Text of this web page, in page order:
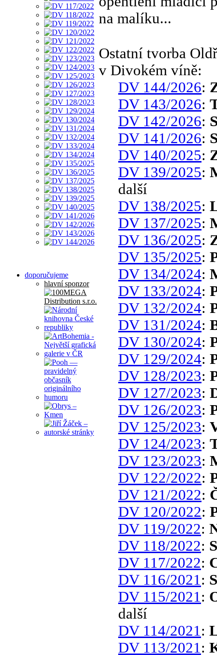
doporučujeme
hlavní sponzor
na malíku...
Ostatní tvorba
v Divokém víně:
DV 144/2026:
DV 143/2026:
DV 142/2026:
DV 141/2026:
DV 140/2025:
DV 139/2025:
další
DV 138/2025:
DV 137/2025:
DV 136/2025:
DV 135/2025:
DV 134/2024:
DV 133/2024:
DV 132/2024:
DV 131/2024:
DV 130/2024:
DV 129/2024:
DV 128/2023:
DV 127/2023:
DV 126/2023:
DV 125/2023:
DV 124/2023:
DV 123/2023:
DV 122/2022:
DV 121/2022:
DV 120/2022:
DV 119/2022:
DV 118/2022:
DV 117/2022:
DV 116/2021:
DV 115/2021:
další
DV 114/2021:
DV 113/2021: